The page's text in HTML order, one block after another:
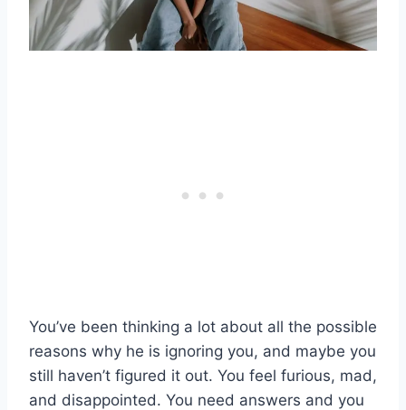
You’ve been thinking a lot about all the possible
reasons why he is ignoring you, and maybe you
still haven’t figured it out. You feel furious, mad,
and disappointed. You need answers and you